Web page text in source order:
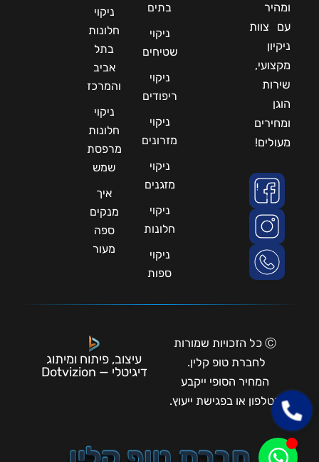
ומהיר
עם צוות
ניקיון
מקצועי,
שירות
הוגן
ומחירים
מעולים!
בתים
ניקוי
שטיחים
ניקוי
ריפודים
ניקוי
מזרונים
ניקוי
מזגנים
ניקוי
חלונות
ניקוי
ספות
ניקוי
חלונות
בתל
אביב
והמרכז
ניקוי
חלונות
מרפסת
שמש
איך
מנקים
ספה
מעור
Ⓒ כל הזכויות שמורות
לחברת טופ קלין.
המחיר הסופי ייקבע
בטלפון או בפגישת ייעוץ.
עיצוב, פיתוח ומיתוג
דיגיטלי — Dotvizion